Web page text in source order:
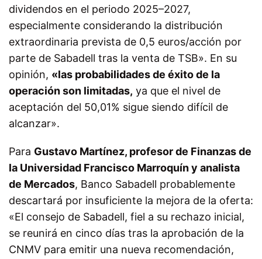
dividendos en el periodo 2025–2027,
especialmente considerando la distribución
extraordinaria prevista de 0,5 euros/acción por
parte de Sabadell tras la venta de TSB». En su
opinión, «las probabilidades de éxito de la
operación son limitadas, ya que el nivel de
aceptación del 50,01% sigue siendo difícil de
alcanzar».
Para Gustavo Martínez, profesor de Finanzas de
la Universidad Francisco Marroquín y analista
de Mercados, Banco Sabadell probablemente
descartará por insuficiente la mejora de la oferta:
«El consejo de Sabadell, fiel a su rechazo inicial,
se reunirá en cinco días tras la aprobación de la
CNMV para emitir una nueva recomendación,